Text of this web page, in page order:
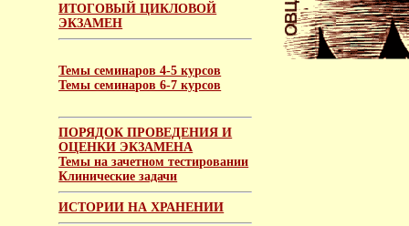
ИТОГОВЫЙ ЦИКЛОВОЙ
ЭКЗАМЕН
Темы семинаров 4-5 курсов
Темы семинаров 6-7 курсов
ПОРЯДОК ПРОВЕДЕНИЯ И
ОЦЕНКИ ЭКЗАМЕНА
Темы на зачетном тестировании
Клинические задачи
ИСТОРИИ НА ХРАНЕНИИ